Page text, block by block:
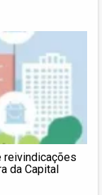
reivindicações
da Capital